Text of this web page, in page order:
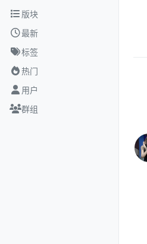
跳转至内容
版块
最新
标签
热门
用户
群组